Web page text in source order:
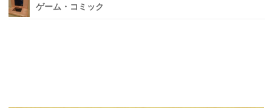
ゲーム・コミック